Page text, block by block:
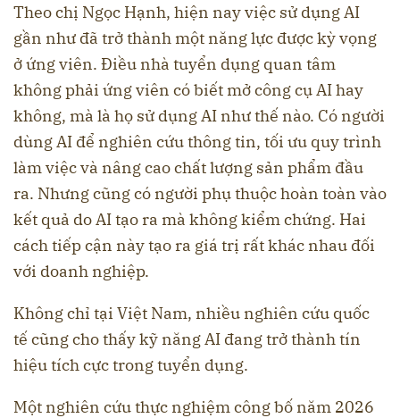
Theo chị Ngọc Hạnh, hiện nay việc sử dụng AI
gần như đã trở thành một năng lực được kỳ vọng
ở ứng viên. Điều nhà tuyển dụng quan tâm
không phải ứng viên có biết mở công cụ AI hay
không, mà là họ sử dụng AI như thế nào. Có người
dùng AI để nghiên cứu thông tin, tối ưu quy trình
làm việc và nâng cao chất lượng sản phẩm đầu
ra. Nhưng cũng có người phụ thuộc hoàn toàn vào
kết quả do AI tạo ra mà không kiểm chứng. Hai
cách tiếp cận này tạo ra giá trị rất khác nhau đối
với doanh nghiệp.
Không chỉ tại Việt Nam, nhiều nghiên cứu quốc
tế cũng cho thấy kỹ năng AI đang trở thành tín
hiệu tích cực trong tuyển dụng.
Một nghiên cứu thực nghiệm công bố năm 2026